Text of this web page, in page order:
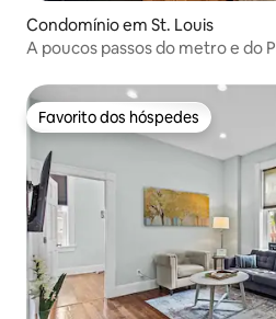
Condomínio em St. Louis
A poucos passos do metro e do
Favorito dos hóspedes
Favorito dos hóspedes